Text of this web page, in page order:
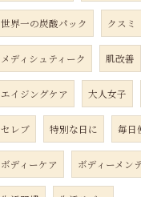
世界一の炭酸パック クスミ
メディシュティーク 肌改善
エイジングケア 大人女子
セレブ 特別な日に 毎日
ボディーケア ボディーメン